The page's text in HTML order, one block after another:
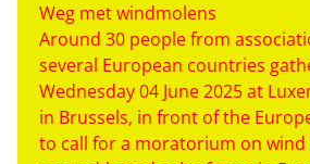
Weg met windmolens
Around 30 people from
several European countries
Wednesday 04 June 2025 at
in Brussels, in front of the
to call for a moratorium on wind